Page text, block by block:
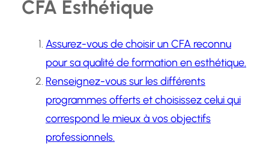
CFA Esthétique
Assurez-vous de choisir un CFA reconnu
pour sa qualité de formation en esthétique.
Renseignez-vous sur les différents
programmes offerts et choisissez celui qui
correspond le mieux à vos objectifs
professionnels.